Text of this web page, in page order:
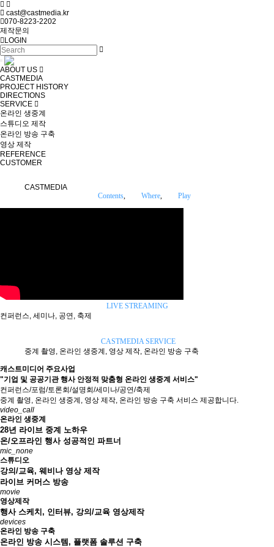
cast@castmedia.kr
070-8223-2202
제작문의
LOGIN
Toggle
navigation
ABOUT US
CASTMEDIA
PROJECT HISTORY
DIRECTIONS
SERVICE
온라인 생중계
스튜디오 제작
온라인 방송 구축
영상 제작
REFERENCE
CUSTOMER
CASTMEDIA
Contents, Where, Play
LIVE STREAMING
컨퍼런스, 세미나, 공연, 축제
CASTMEDIA SERVICE
중계 촬영, 온라인 생중계, 영상 제작, 온라인 방송 구축
캐스트미디어 주요사업
"기업 및 공공기관 행사 안정적 맞춤형 온라인 생중계 서비스"
컨퍼런스/포럼/토론회/설명회/세미나/공연/축제
중계 촬영, 온라인 생중계, 영상 제작, 온라인 방송 구축 서비스 제공합니다.
video_call
온라인 생중계
28년 라이브 중계 노하우
온/오프라인 행사 성공적인 파트너
mic_none
스튜디오
강의/교육, 웨비나 영상 제작
라이브 커머스 방송
movie
영상제작
행사 스케치, 인터뷰, 강의/교육 영상제작
devices
온라인 방송 구축
온라인 방송 시스템, 플랫폼 솔루션 구축